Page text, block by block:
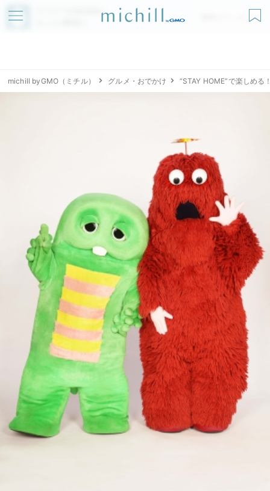
アプリでmichillが
無料ダウンロード
michill byGMO（ミチル） グルメ・おでかけ “STAY HOME”で楽しめ